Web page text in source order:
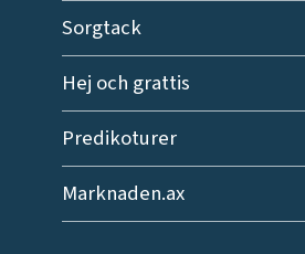
Sorgtack
Hej och grattis
Predikoturer
Marknaden.ax